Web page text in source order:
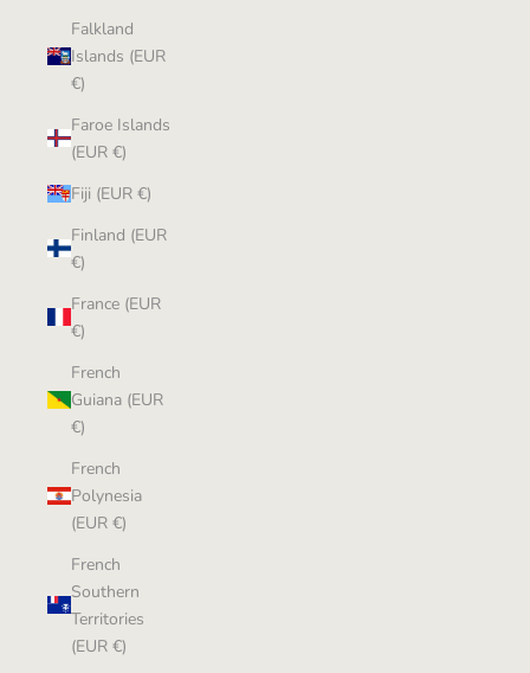
Falkland
Islands (EUR
€)
Faroe Islands
(EUR €)
Fiji (EUR €)
Finland (EUR
€)
France (EUR
€)
French
Guiana (EUR
€)
French
Polynesia
(EUR €)
French
Southern
Territories
(EUR €)